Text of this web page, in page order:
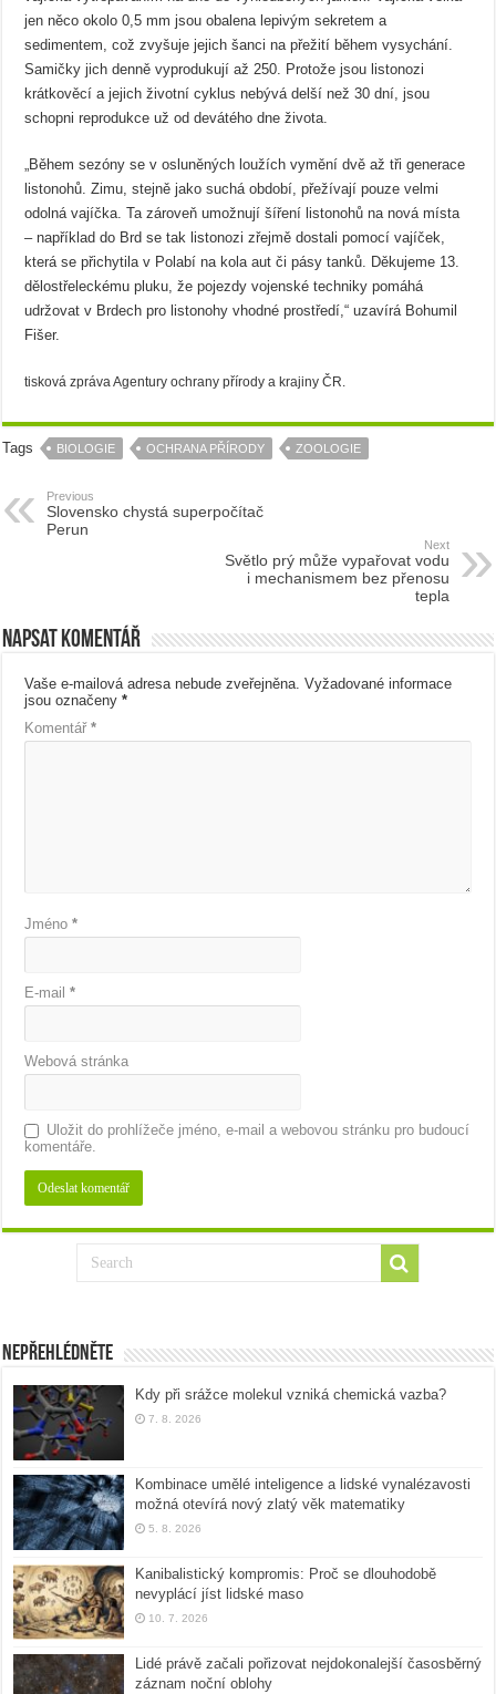
jen něco okolo 0,5 mm jsou obalena lepivým sekretem a
sedimentem, což zvyšuje jejich šanci na přežití během vysychání.
Samičky jich denně vyprodukují až 250. Protože jsou listonozi
krátkověcí a jejich životní cyklus nebývá delší než 30 dní, jsou
schopni reprodukce už od devátého dne života.
„Během sezóny se v osluněných loužích vymění dvě až tři generace
listonohů. Zimu, stejně jako suchá období, přežívají pouze velmi
odolná vajíčka. Ta zároveň umožnují šíření listonohů na nová místa
– například do Brd se tak listonozi zřejmě dostali pomocí vajíček,
která se přichytila v Polabí na kola aut či pásy tanků. Děkujeme 13.
dělostřeleckému pluku, že pojezdy vojenské techniky pomáhá
udržovat v Brdech pro listonohy vhodné prostředí,“ uzavírá Bohumil
Fišer.
tisková zpráva Agentury ochrany přírody a krajiny ČR.
Tags BIOLOGIE OCHRANA PŘÍRODY ZOOLOGIE
Previous
Slovensko chystá superpočítač
Perun
Next
Světlo prý může vypařovat vodu
i mechanismem bez přenosu
tepla
Napsat komentář
Vaše e-mailová adresa nebude zveřejněna. Vyžadované informace
jsou označeny*
Komentář*
Jméno*
E-mail*
Webová stránka
Uložit do prohlížeče jméno, e-mail a webovou stránku pro budoucí
komentáře.
Nepřehlédněte
Kdy při srážce molekul vzniká chemická vazba?
7. 8. 2026
Kombinace umělé inteligence a lidské vynalézavosti
možná otevírá nový zlatý věk matematiky
5. 8. 2026
Kanibalistický kompromis: Proč se dlouhodobě
nevyplácí jíst lidské maso
10. 7. 2026
Lidé právě začali pořizovat nejdokonalejší časosběrný
záznam noční oblohy